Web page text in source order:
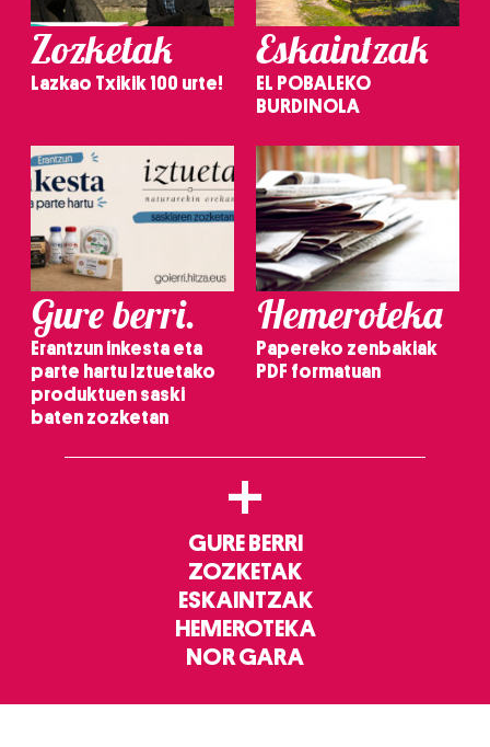
Zozketak
Lazkao Txikik 100 urte!
Eskaintzak
EL POBALEKO
BURDINOLA
Gure berri.
Erantzun inkesta eta
parte hartu Iztuetako
produktuen saski
baten zozketan
Hemeroteka
Papereko zenbakiak
PDF formatuan
+
GURE BERRI
ZOZKETAK
ESKAINTZAK
HEMEROTEKA
NOR GARA